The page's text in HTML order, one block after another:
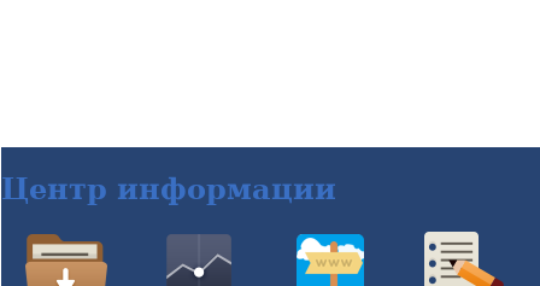
Центр информации